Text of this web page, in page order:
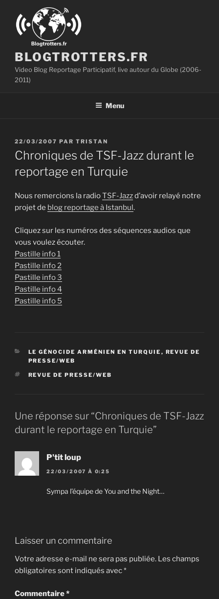
contenu
BLOGTROTTERS.FR
Video Blog Reportage Participatif, live autour du Globe (2006-
2011)
Menu
PUBLIÉ
LE
22/03/2007 PAR TRISTAN
Chroniques de TSF-Jazz durant le
reportage en Turquie
Nous remercions la radioTSF-Jazzd’avoir relayé notre
projet de blog reportage à Istanbul.
Cliquez sur les numéros des séquences audios que
vous voulez écouter.
Pastille info 1
Pastille info 2
Pastille info 3
Pastille info 4
Pastille info 5
CATÉGORIES
LE GÉNOCIDE ARMÉNIEN EN TURQUIE , REVUE DE
PRESSE/WEB
ÉTIQUETTES
REVUE DE PRESSE/WEB
Une réponse sur “Chroniques de TSF-Jazz
durant le reportage en Turquie”
P'tit loup
22/03/2007 À 0:25
Sympa l’équipe de You and the Night…
Laisser un commentaire
Votre adresse e-mail ne sera pas publiée. Les champs
obligatoires sont indiqués avec*
Commentaire*